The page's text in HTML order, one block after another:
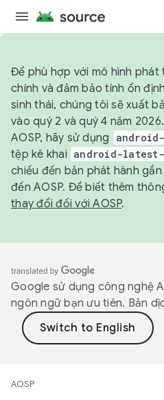
Để phù hợp với mô hình phát
chính và đảm bảo tính ổn
sinh thái, chúng tôi sẽ xuất
vào quý 2 và quý 4 năm
AOSP, hãy sử dụng
tệp kê khai android-
chiếu đến bản phát hành
đến AOSP. Để biết thêm
thay đổi đối với AOSP.
Google sử dụng công nghệ
ngôn ngữ bạn ưu tiên. Bản
AOSP